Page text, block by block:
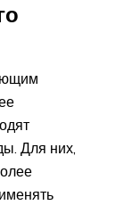
Для них,